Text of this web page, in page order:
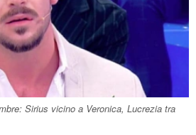
Sirius vicino a Veronica, Lucrezia tra